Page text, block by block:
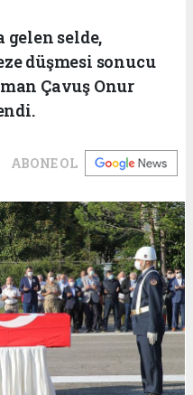
gelen selde,
düşmesi sonucu
Çavuş Onur
ABONE OL